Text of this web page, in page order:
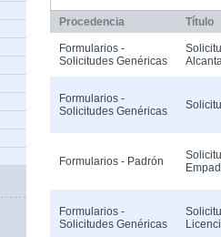
Procedencia Título
Formularios -
Solicitudes Genéricas
Formularios -
Solicitudes Genéricas
Formularios - Padrón
Formularios -
Solicitudes Genéricas